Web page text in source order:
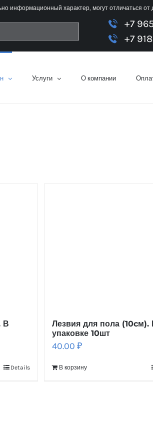
информационный характер, могут отличаться от
+7
+7
Услуги О компании
В
Details
Лезвия для пола (10cм).
упаковке 10шт
40.00 ₽
В корзину